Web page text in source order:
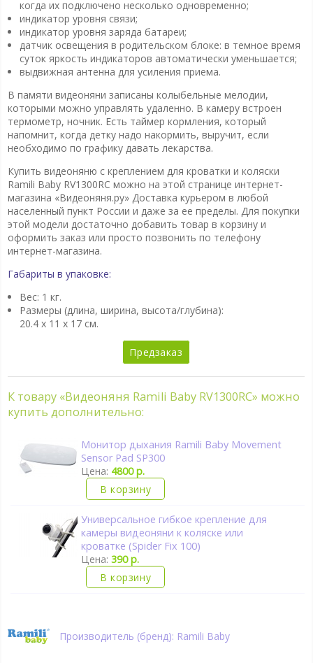
когда их подключено несколько одновременно;
индикатор уровня связи;
индикатор уровня заряда батареи;
датчик освещения в родительском блоке: в темное время
суток яркость индикаторов автоматически уменьшается;
выдвижная антенна для усиления приема.
В памяти видеоняни записаны колыбельные мелодии,
которыми можно управлять удаленно. В камеру встроен
термометр, ночник. Есть таймер кормления, который
напомнит, когда детку надо накормить, выручит, если
необходимо по графику давать лекарства.
Купить видеоняню с креплением для кроватки и коляски
Ramili Baby RV1300RC можно на этой странице интернет-
магазина «Видеоняня.ру» Доставка курьером в любой
населенный пункт России и даже за ее пределы. Для покупки
этой модели достаточно добавить товар в корзину и
оформить заказ или просто позвонить по телефону
интернет-магазина.
Габариты в упаковке:
Вес: 1 кг.
Размеры (длина, ширина, высота/глубина):
20.4 x 11 x 17 см.
Предзаказ
К товару «Видеоняня Ramili Baby RV1300RC» можно
купить дополнительно:
Монитор дыхания Ramili Baby Movement
Sensor Pad SP300
Цена: 4800 р.
В корзину
Универсальное гибкое крепление для
камеры видеоняни к коляске или
кроватке (Spider Fix 100)
Цена:390 р.
В корзину
Производитель (бренд): Ramili Baby